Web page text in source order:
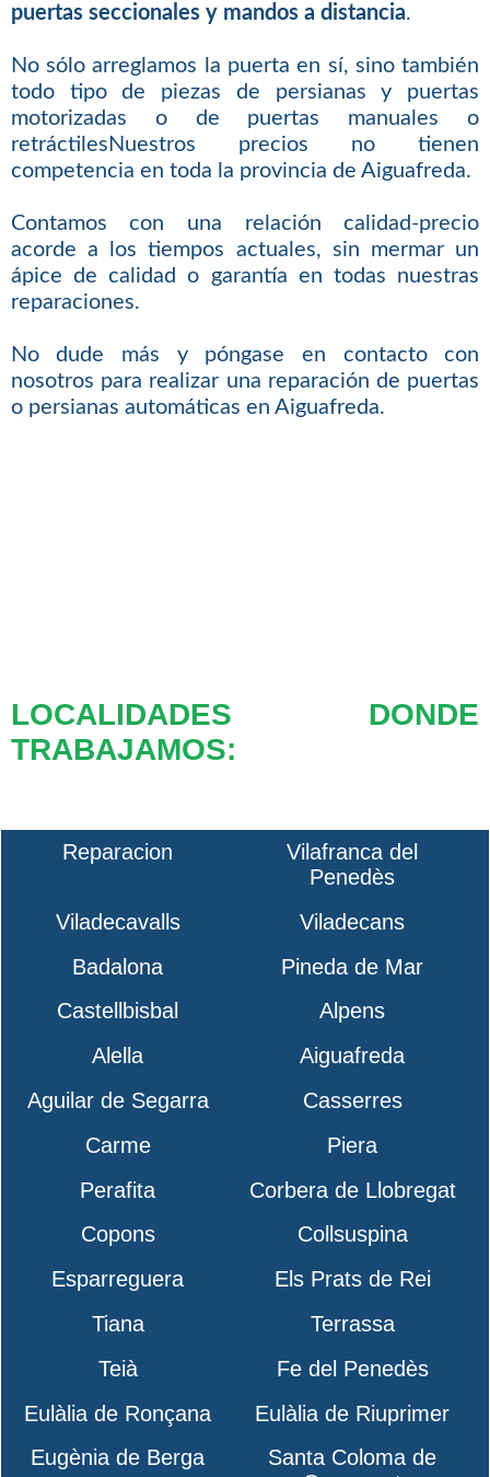
puertas seccionales y mandos a distancia.
No sólo arreglamos la puerta en sí, sino también
todo tipo de piezas de persianas y puertas
motorizadas o de puertas manuales o
retráctilesNuestros precios no tienen
competencia en toda la provincia de Aiguafreda.
Contamos con una relación calidad-precio
acorde a los tiempos actuales, sin mermar un
ápice de calidad o garantía en todas nuestras
reparaciones.
No dude más y póngase en contacto con
nosotros para realizar una reparación de puertas
o persianas automáticas en Aiguafreda.
LOCALIDADES DONDE
TRABAJAMOS:
Reparacion
Vilafranca del
Penedès
Viladecavalls
Viladecans
Badalona
Pineda de Mar
Castellbisbal
Alpens
Alella
Aiguafreda
Aguilar de Segarra
Casserres
Carme
Piera
Perafita
Corbera de Llobregat
Copons
Collsuspina
Esparreguera
Els Prats de Rei
Tiana
Terrassa
Teià
Fe del Penedès
Eulàlia de Ronçana
Eulàlia de Riuprimer
Eugènia de Berga
Santa Coloma de